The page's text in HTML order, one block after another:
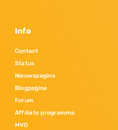
Info
Contact
Status
Nieuwspagina
Blogpagina
Forum
Affiliate programma
MVO